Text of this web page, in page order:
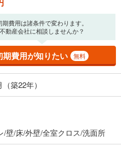
9,700万円
れる金額を入力してくださ
までが目安です。
万円
毎月の返済額に加えて、ボー
力してください。
期費用は諸条件で変わります。
不動産会社に相談しませんか？
期費用が知りたい 無料
築22年）
壁/床/外壁/全室クロス/洗面所